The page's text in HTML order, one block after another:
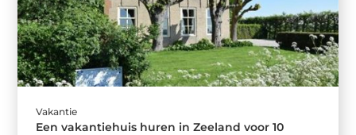
Vakantie
Een vakantiehuis huren in Zeeland voor 10